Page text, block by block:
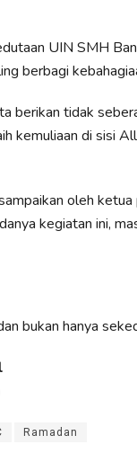
UIN SMH
berbagi
berikan tidak
kemuliaan di sisi
oleh
kegiatan ini,
bukan hanya
Ramadan